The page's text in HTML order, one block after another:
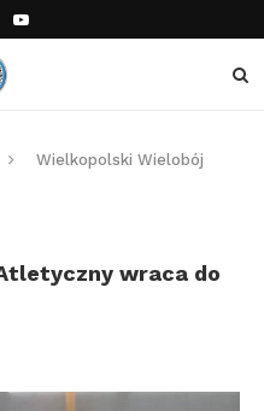
Wielkopolski Wielobój
wraca do